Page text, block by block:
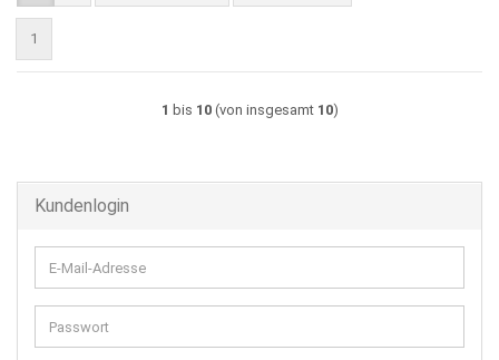
1
1 bis 10(von insgesamt 10)
Kundenlogin
E-
Mail-
Adresse
Passwort